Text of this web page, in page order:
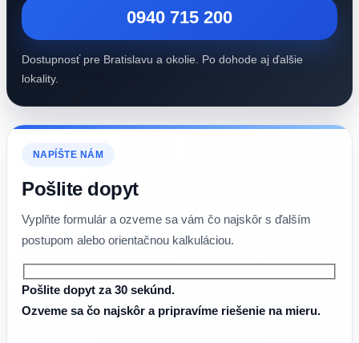
0940 715 200
Dostupnosť pre Bratislavu a okolie. Po dohode aj ďalšie
lokality.
NAPÍŠTE NÁM
Pošlite dopyt
Vyplňte formulár a ozveme sa vám čo najskôr s ďalším
postupom alebo orientačnou kalkuláciou.
Pošlite dopyt za 30 sekúnd.
Ozveme sa čo najskôr a pripravíme riešenie na mieru.